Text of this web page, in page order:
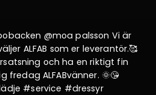
@moa palsson Vi är
ALFAB som er leverantör.🥰
och ha en riktigt fin
fredag ALFABvänner. 🌞😘
#service #dressyr